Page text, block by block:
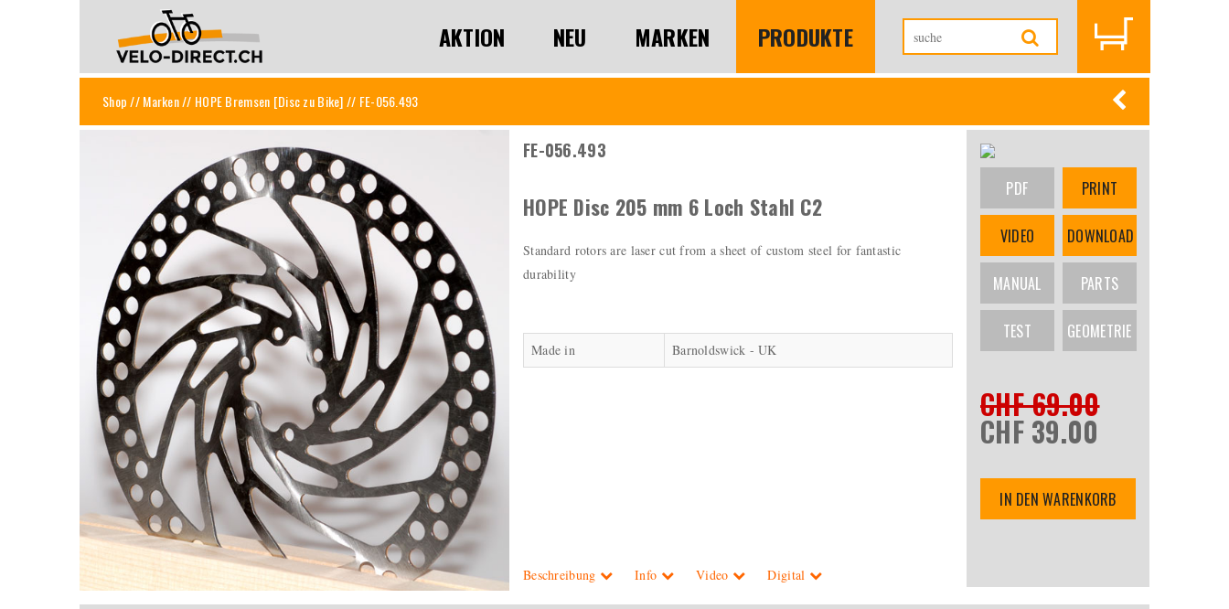
AKTION NEU MARKEN PRODUKTE
Shop//Marken// HOPE Bremsen [Disc zu Bike]// FE-056.493
FE-056.493
HOPE Disc 205 mm 6 Loch Stahl C2
Standard rotors are laser cut from a sheet of custom steel for fantastic
durability
Made in Barnoldswick - UK
Beschreibung Info Video Digital
PDF PRINT
VIDEO DOWNLOAD
MANUAL PARTS
TEST GEOMETRIE
CHF 69.00
CHF 39.00
IN DEN WARENKORB